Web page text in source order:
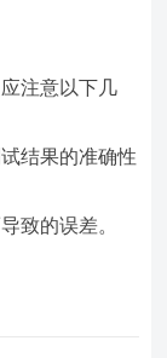
注意以下几
结果的准确性
致的误差。